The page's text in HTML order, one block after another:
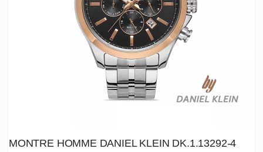
MONTRE HOMME DANIEL KLEIN DK.1.13292-4